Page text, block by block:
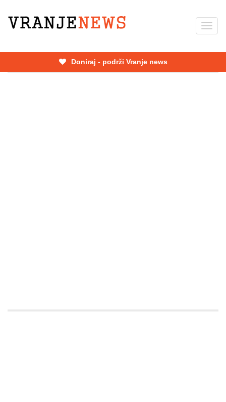
Skip
Doniraj - podrži Vranje news